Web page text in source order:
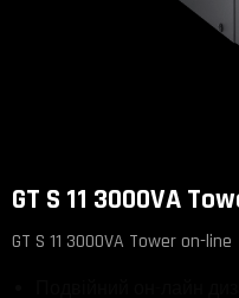
GT S 11 3000VA
GT S 11 3000VA Tower on-line